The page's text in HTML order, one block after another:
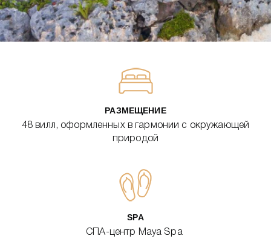
РАЗМЕЩЕНИЕ
48 вилл, оформленных в гармонии с окружающей
природой
SPA
СПА-центр Maya Spa